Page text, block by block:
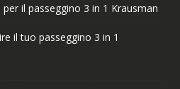
il passeggino 3 in 1 Krausman
il tuo passeggino 3 in 1